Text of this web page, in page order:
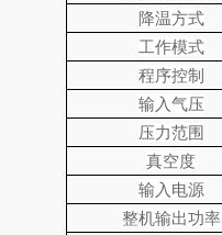
降温方式
工作模式
程序控制
输入气压
压力范围
真空度
输入电源
整机输出功率